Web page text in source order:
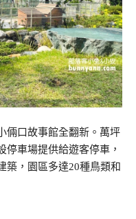
倆口故事館全翻新。萬坪
停車場提供給遊客停車，
築，園區多達20種鳥類和